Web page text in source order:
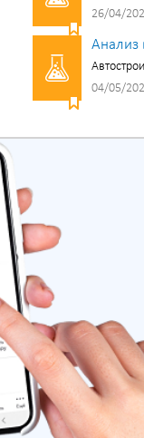
26/04/
Анализ
04/05/